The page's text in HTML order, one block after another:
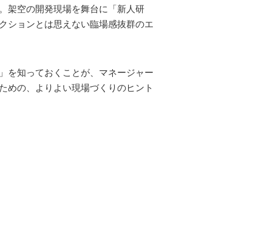
架空の開発現場を舞台に「新人研
ションとは思えない臨場感抜群のエ
を知っておくことが、マネージャー
めの、よりよい現場づくりのヒント